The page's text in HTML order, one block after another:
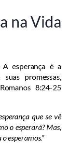
na Vida
esperança é a
promessas,
8:24-25
que se vê
o esperará? Mas,
esperamos.”